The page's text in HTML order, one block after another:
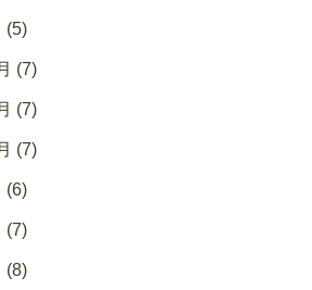
(5)
(7)
(7)
(7)
(6)
(7)
(8)